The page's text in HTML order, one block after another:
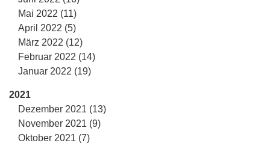
Mai 2022 (11)
April 2022 (5)
März 2022 (12)
Februar 2022 (14)
Januar 2022 (19)
2021
Dezember 2021 (13)
November 2021 (9)
Oktober 2021 (7)